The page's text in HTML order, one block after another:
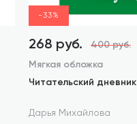
-33%
268 руб. 400 руб.
Мягкая обложка
Читательский дневник
Дарья Михайлова